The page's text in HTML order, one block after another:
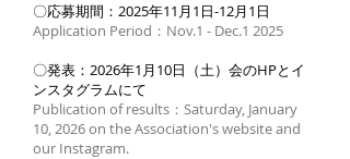
〇応募期間：2025年11月1日-12月1日
Application Period：Nov.1 - Dec.1 2025
〇発表：2026年1月10日（土）会のHPとイ
ンスタグラムにて
Publication of results：Saturday, January
10, 2026 on the Association's website and
our Instagram.